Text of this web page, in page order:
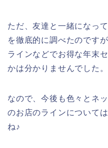
ただ、友達と一緒になっ
を徹底的に調べたのです
ラインなどでお得な年末
かは分かりませんでした。
なので、今後も色々とネ
のお店のラインについて
ね♪